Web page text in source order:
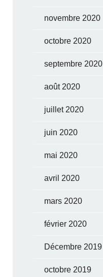
novembre 2020
octobre 2020
septembre 2020
août 2020
juillet 2020
juin 2020
mai 2020
avril 2020
mars 2020
février 2020
Décembre 2019
octobre 2019